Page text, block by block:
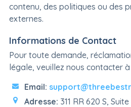
contenu, des politiques ou des
externes.
Informations de Contact
Pour toute demande,
légale, veuillez nous contacter à
Email:
Adresse: 311 RR 620 S,